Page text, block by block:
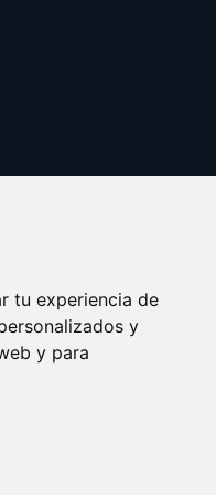
tu experiencia de
y
y para
© 2025